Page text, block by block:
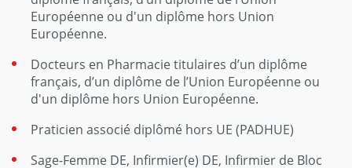
Européenne ou d'un diplôme hors Union
Européenne.
Docteurs en Pharmacie titulaires d’un diplôme
français, d’un diplôme de l’Union Européenne ou
d'un diplôme hors Union Européenne.
Praticien associé diplômé hors UE (PADHUE)
Sage-Femme DE, Infirmier(e) DE, Infirmier de Bloc